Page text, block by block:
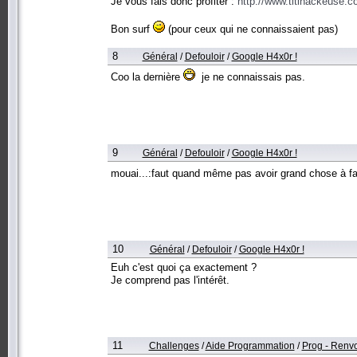
Bon surf (pour ceux qui ne connaissaient pas)
8 Général / Defouloir/Google H4x0r !
Coo la dernière je ne connaissais pas.
9 Général / Defouloir/Google H4x0r !
mouai...:faut quand même pas avoir grand chose à
10 Général / Defouloir/Google H4x0r !
Euh c'est quoi ça exactement ?
Je comprend pas l'intérêt.
11 Challenges/Aide Programmation / Prog -